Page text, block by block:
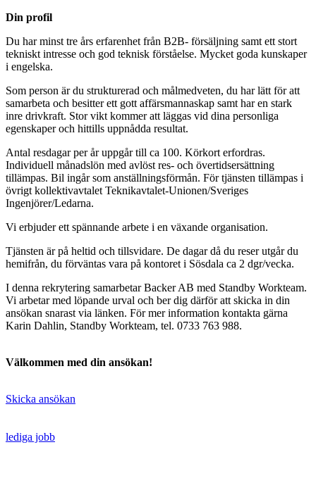
Din profil
Du har minst tre års erfarenhet från B2B- försäljning samt ett stort
tekniskt intresse och god teknisk förståelse. Mycket goda kunskaper
i engelska.
Som person är du strukturerad och målmedveten, du har lätt för att
samarbeta och besitter ett gott affärsmannaskap samt har en stark
inre drivkraft. Stor vikt kommer att läggas vid dina personliga
egenskaper och hittills uppnådda resultat.
Antal resdagar per år uppgår till ca 100. Körkort erfordras.
Individuell månadslön med avlöst res- och övertidsersättning
tillämpas. Bil ingår som anställningsförmån. För tjänsten tillämpas i
övrigt kollektivavtalet Teknikavtalet-Unionen/Sveriges
Ingenjörer/Ledarna.
Vi erbjuder ett spännande arbete i en växande organisation.
Tjänsten är på heltid och tillsvidare. De dagar då du reser utgår du
hemifrån, du förväntas vara på kontoret i Sösdala ca 2 dgr/vecka.
I denna rekrytering samarbetar Backer AB med Standby Workteam.
Vi arbetar med löpande urval och ber dig därför att skicka in din
ansökan snarast via länken. För mer information kontakta gärna
Karin Dahlin, Standby Workteam, tel. 0733 763 988.
Välkommen med din ansökan!
Skicka ansökan
lediga jobb